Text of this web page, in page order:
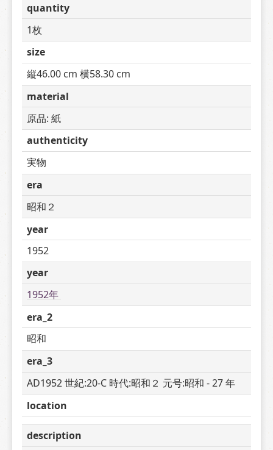
quantity
1枚
size
縦46.00 cm 横58.30 cm
material
原品: 紙
authenticity
実物
era
昭和２
year
1952
year
1952年
era_2
昭和
era_3
AD1952 世紀:20-C 時代:昭和２ 元号:昭和 - 27 年
location
description